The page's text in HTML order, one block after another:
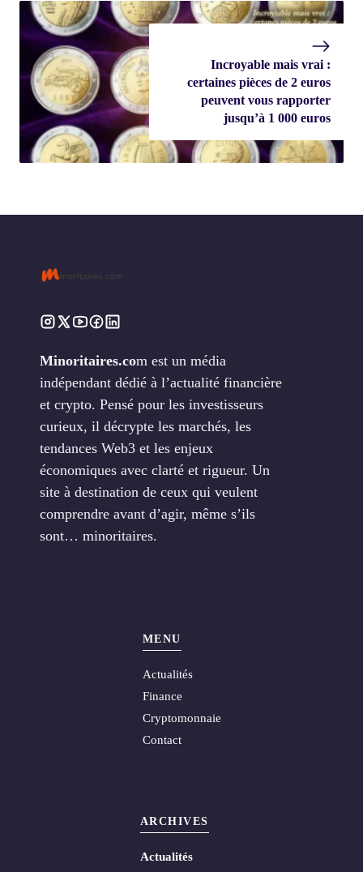
Incroyable mais vrai :
certaines pièces de 2 euros
peuvent vous rapporter
jusqu’à 1 000 euros
Minoritaires.com est un média
indépendant dédié à l’actualité financière
et crypto. Pensé pour les investisseurs
curieux, il décrypte les marchés, les
tendances Web3 et les enjeux
économiques avec clarté et rigueur. Un
site à destination de ceux qui veulent
comprendre avant d’agir, même s’ils
sont… minoritaires.
MENU
Actualités
Finance
Cryptomonnaie
Contact
ARCHIVES
Actualités